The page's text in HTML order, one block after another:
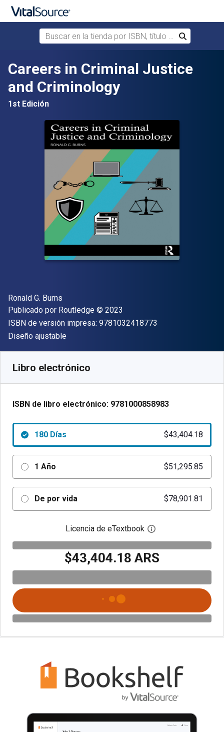
Saltar al contenido principal
Buscar en la tienda por ISBN, título o autor
Buscar
Careers in Criminal Justice
and Criminology
1st Edición
Autor(es)
Ronald G. Burns
Editor
Publicado por Routledge Copyright
© 2023
ISBN de versión impresa: 9781032418773
Formato
Diseño ajustable
Libro electrónico
ISBN de libro electrónico: 9781000858983
180 Días $43,404.18
1 Año $51,295.85
De por vida $78,901.81
Licencia de eTextbook Abre el cuadro de
$43,404.18 ARS